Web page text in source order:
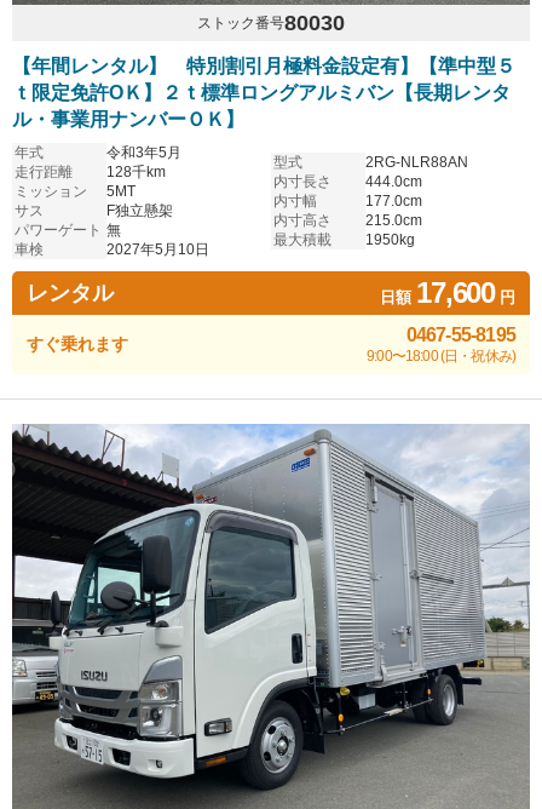
ストック番号80030
【年間レンタル】 特別割引月極料金設定有】【準中型５
ｔ限定免許OＫ】２ｔ標準ロングアルミバン【長期レンタ
ル・事業用ナンバーＯＫ】
年式
令和3年5月
走行距離
128千km
ミッション
5MT
サス
F独立懸架
パワーゲート 無
車検
2027年5月10日
型式
2RG-NLR88AN
内寸長さ
444.0cm
内寸幅
177.0cm
内寸高さ
215.0cm
最大積載
1950kg
レンタル 日額 17,600円
すぐ乗れます 0467-55-8195
9:00〜18:00 (日・祝休み)